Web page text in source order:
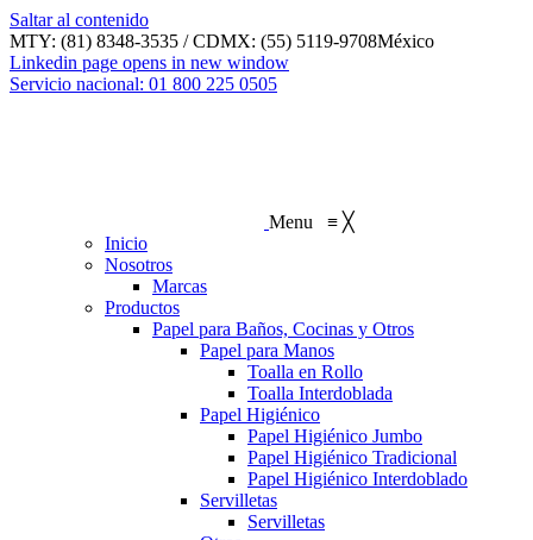
Saltar al contenido
MTY: (81) 8348-3535 / CDMX: (55) 5119-9708México
Linkedin page opens in new window
Servicio nacional: 01 800 225 0505
Menu ≡ ╳
Inicio
Nosotros
Marcas
Productos
Papel para Baños, Cocinas y Otros
Papel para Manos
Toalla en Rollo
Toalla Interdoblada
Papel Higiénico
Papel Higiénico Jumbo
Papel Higiénico Tradicional
Papel Higiénico Interdoblado
Servilletas
Servilletas